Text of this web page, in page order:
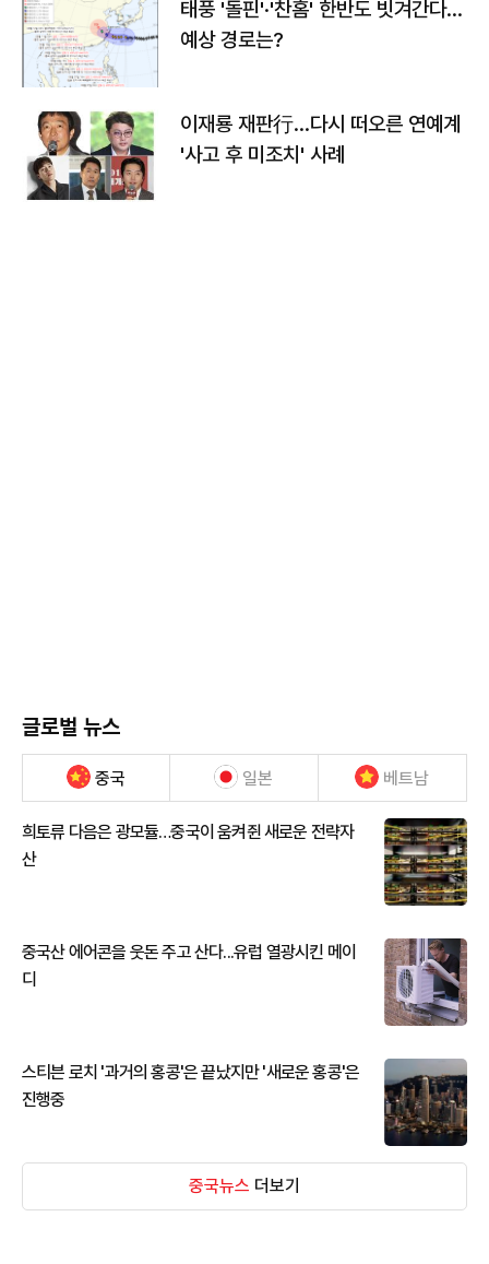
태풍 '돌핀'·'찬홈' 한반도 빗겨간다…
예상 경로는?
이재룡 재판行…다시 떠오른 연예계
'사고 후 미조치' 사례
글로벌 뉴스
중국 일본 베트남
희토류 다음은 광모듈…중국이 움켜쥔 새로운 전략자
산
중국산 에어콘을 웃돈 주고 산다...유럽 열광시킨 메이
디
스티븐 로치 '과거의 홍콩'은 끝났지만 '새로운 홍콩'은
진행중
중국뉴스 더보기